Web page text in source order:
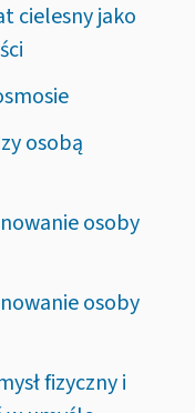
cielesny jako
osobą
osoby
osoby
fizyczny i